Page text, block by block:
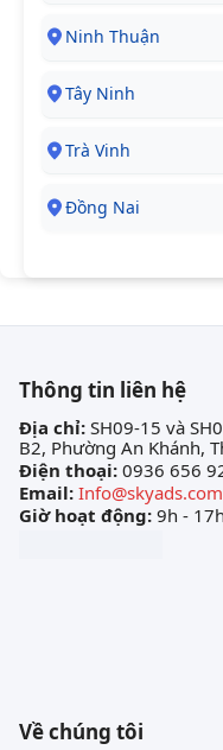
Ninh Thuận
Tây Ninh
Trà Vinh
Đồng Nai
Thông tin liên hệ
Địa chỉ: SH09-15 và
B2, Phường An Khánh,
Điện thoại: 0936 656
Email:
Giờ hoạt động: 9h -
Về chúng tôi